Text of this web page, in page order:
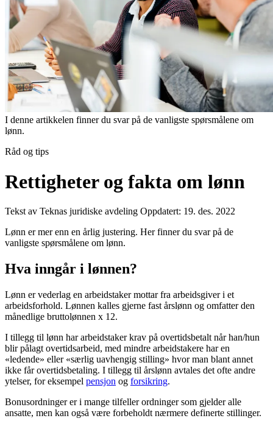
I denne artikkelen finner du svar på de vanligste spørsmålene om
lønn.
Råd og tips
Rettigheter og fakta om lønn
Tekst av Teknas juridiske avdeling Oppdatert: 19. des. 2022
Lønn er mer enn en årlig justering. Her finner du svar på de
vanligste spørsmålene om lønn.
Hva inngår i lønnen?
Lønn er vederlag en arbeidstaker mottar fra arbeidsgiver i et
arbeidsforhold. Lønnen kalles gjerne fast årslønn og omfatter den
månedlige bruttolønnen x 12.
I tillegg til lønn har arbeidstaker krav på overtidsbetalt når han/hun
blir pålagt overtidsarbeid, med mindre arbeidstakere har en
«ledende» eller «særlig uavhengig stilling» hvor man blant annet
ikke får overtidsbetaling. I tillegg til årslønn avtales det ofte andre
ytelser, for eksempel pensjon og forsikring.
Bonusordninger er i mange tilfeller ordninger som gjelder alle
ansatte, men kan også være forbeholdt nærmere definerte stillinger.